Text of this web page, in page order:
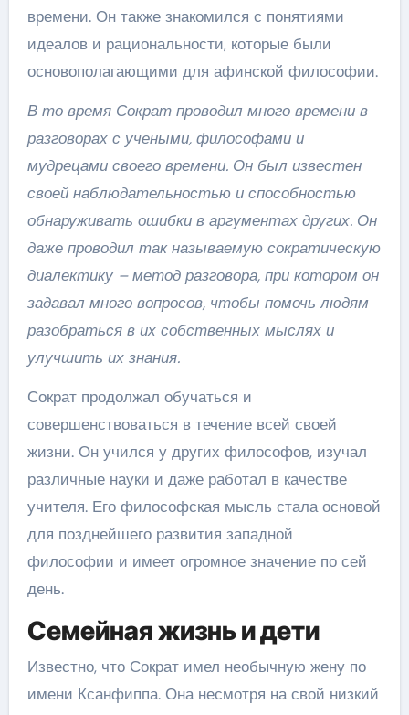
времени. Он также знакомился с понятиями
идеалов и рациональности, которые были
основополагающими для афинской философии.
В то время Сократ проводил много времени в
разговорах с учеными, философами и
мудрецами своего времени. Он был известен
своей наблюдательностью и способностью
обнаруживать ошибки в аргументах других. Он
даже проводил так называемую сократическую
диалектику – метод разговора, при котором он
задавал много вопросов, чтобы помочь людям
разобраться в их собственных мыслях и
улучшить их знания.
Сократ продолжал обучаться и
совершенствоваться в течение всей своей
жизни. Он учился у других философов, изучал
различные науки и даже работал в качестве
учителя. Его философская мысль стала основой
для позднейшего развития западной
философии и имеет огромное значение по сей
день.
Семейная жизнь и дети
Известно, что Сократ имел необычную жену по
имени Ксанфиппа. Она несмотря на свой низкий